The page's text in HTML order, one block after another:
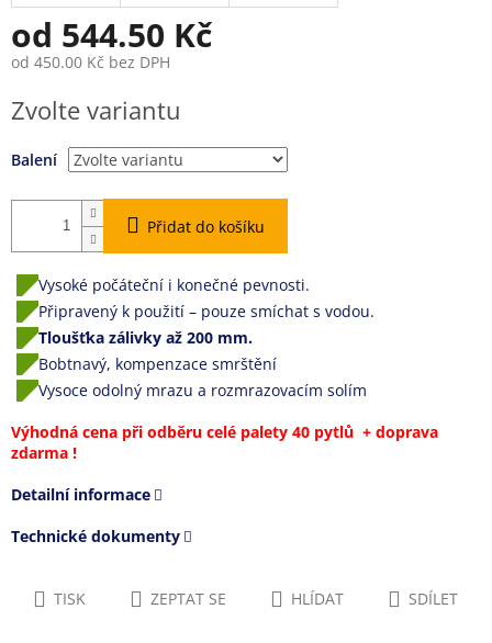
od 544.50 Kč
od 450.00 Kč bez DPH
cena:
Zvolte variantu
Balení
Přidat do košíku
Vysoké počáteční i konečné pevnosti.
Připravený k použití – pouze smíchat s vodou.
Tloušťka zálivky až 200 mm.
Bobtnavý, kompenzace smrštění
Vysoce odolný mrazu a rozmrazovacím solím
Výhodná cena při odběru celé palety 40 pytlů + doprava
zdarma !
Detailní informace
Technické dokumenty
TISK ZEPTAT SE HLÍDAT SDÍLET